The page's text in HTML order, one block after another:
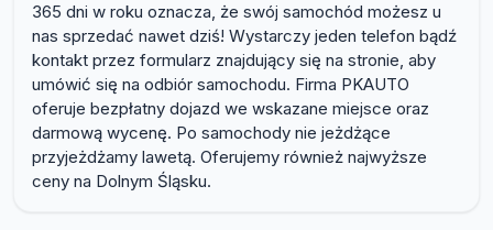
365 dni w roku oznacza, że swój samochód możesz u
nas sprzedać nawet dziś! Wystarczy jeden telefon bądź
kontakt przez formularz znajdujący się na stronie, aby
umówić się na odbiór samochodu. Firma PKAUTO
oferuje bezpłatny dojazd we wskazane miejsce oraz
darmową wycenę. Po samochody nie jeżdżące
przyjeżdżamy lawetą. Oferujemy również najwyższe
ceny na Dolnym Śląsku.